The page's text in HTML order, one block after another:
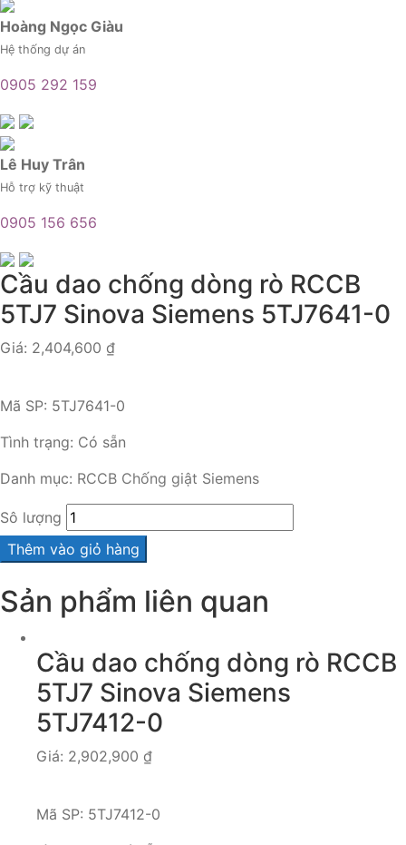
Hoàng Ngọc Giàu
Hệ thống dự án
0905 292 159
Lê Huy Trân
Hỗ trợ kỹ thuật
0905 156 656
Cầu dao chống dòng rò RCCB
5TJ7 Sinova Siemens 5TJ7641-0
Giá: 2,404,600 ₫
Mã SP: 5TJ7641-0
Tình trạng: Có sẵn
Danh mục: RCCB Chống giật Siemens
Sô lượng
Thêm vào giỏ hàng
Sản phẩm liên quan
Cầu dao chống dòng rò RCCB
5TJ7 Sinova Siemens
5TJ7412-0
Giá: 2,902,900 ₫
Mã SP: 5TJ7412-0